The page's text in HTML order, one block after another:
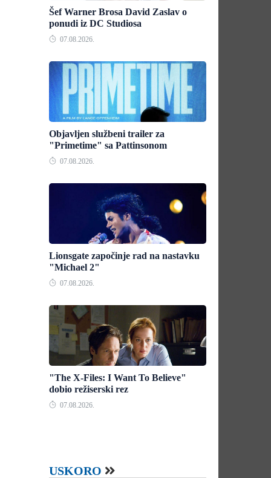
Šef Warner Brosa David Zaslav o
ponudi iz DC Studiosa
07.08.2026.
Objavljen službeni trailer za
"Primetime" sa Pattinsonom
07.08.2026.
Lionsgate započinje rad na nastavku
"Michael 2"
07.08.2026.
"The X-Files: I Want To Believe"
dobio režiserski rez
07.08.2026.
USKORO